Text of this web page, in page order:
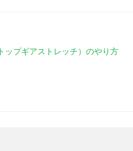
ップギアストレッチ）のやり方